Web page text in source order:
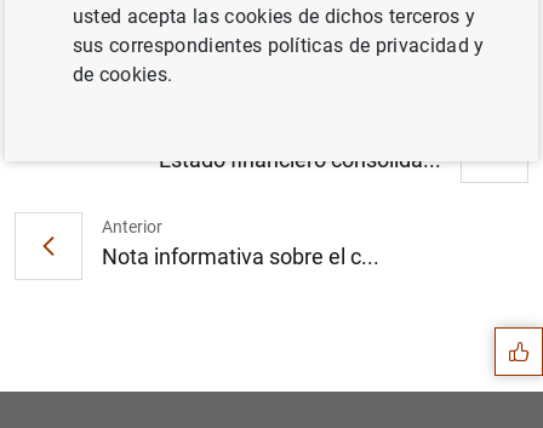
Anterior
Nota informativa sobre el c...
Estado financiero consolida...
Sugerencias
usted acepta las cookies de dichos terceros y
sus correspondientes políticas de privacidad y
de cookies.